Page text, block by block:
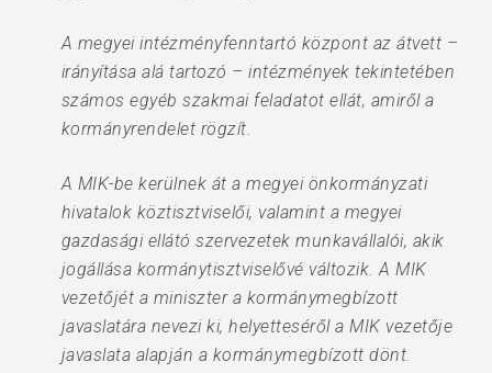
A megyei intézményfenntartó központ az átvett –
irányítása alá tartozó – intézmények tekintetében
számos egyéb szakmai feladatot ellát, amiről a
kormányrendelet rögzít.
A MIK-be kerülnek át a megyei önkormányzati
hivatalok köztisztviselői, valamint a megyei
gazdasági ellátó szervezetek munkavállalói, akik
jogállása kormánytisztviselővé változik. A MIK
vezetőjét a miniszter a kormánymegbízott
javaslatára nevezi ki, helyetteséről a MIK vezetője
javaslata alapján a kormánymegbízott dönt.